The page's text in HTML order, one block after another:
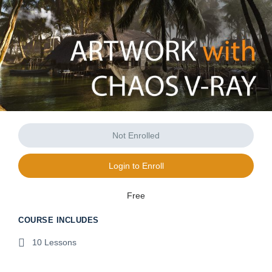
Not Enrolled
Login to Enroll
Free
COURSE INCLUDES
10 Lessons